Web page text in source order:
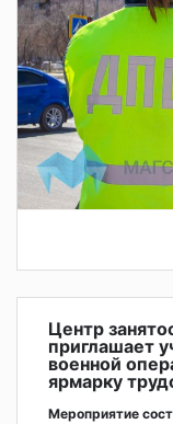
Центр
приглашает
военной
ярмарку
Мероприятие